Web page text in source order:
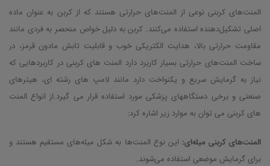
المنت‌های کربنی نوعی از المنت‌های حرارتی هستند که از کربن به عنوان ماده
اصلی تشکیل‌دهنده استفاده می‌کنند. کربن به دلیل خواص منحصر به فردی مانند
مقاومت حرارتی بالا، هدایت الکتریکی خوب و قابلیت تابش مادون قرمز، در
ساخت المنت‌های حرارتی بسیار کاربرد دارد المنت های کربنی در کاربردهایی که
نیاز به گرمایش سریع و یکنواخت دارد مانند لامپ های رشته ای، هیترهای
صنعتی و برخی دستگاههای پزشکی مورد استفاده قرار می گیرد.از انواع المنت
های کربنی می توان به موارد زیر اشاره کرد:
المنت‌های کربنی میله‌ای: این نوع المنت‌ها به شکل میله‌های مستقیم هستند و
برای گرمایش موضعی استفاده می‌شوند.